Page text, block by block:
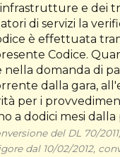
e dei
di servizi la
è effettuata
Codice.
domanda di
dalla gara,
per i
a dodici mesi
del DL 70/2011,
dal 10/02/2012,